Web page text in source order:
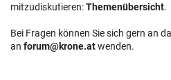
mitzudiskutieren:Themenübersicht.
Bei Fragen können Sie sich gern an
an forum@krone.atwenden.